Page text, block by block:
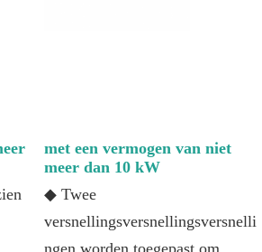
met een vermogen van niet
meer dan 10 kW
◆ Twee
versnellingsversnellingsversnelli
ngen worden toegepast om